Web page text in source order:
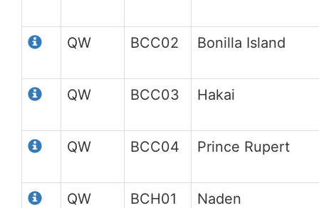
QW BCC02 Bonilla Island
QW BCC03 Hakai
QW BCC04 Prince Rupert
QW BCH01 Naden